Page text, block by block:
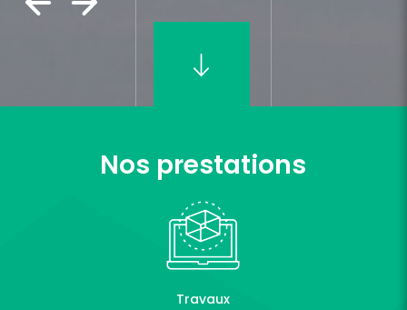
Nos prestations
Travaux